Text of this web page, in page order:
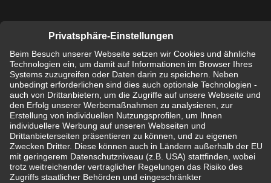
Rechtliche Hinweise
Impressum
Rechtliche Hinweise/ Disclaimer
Datenschutzerklärung
Meldekanal für Hinweisgeber
Unternehmensgrundsätze
Barrierefreiheit